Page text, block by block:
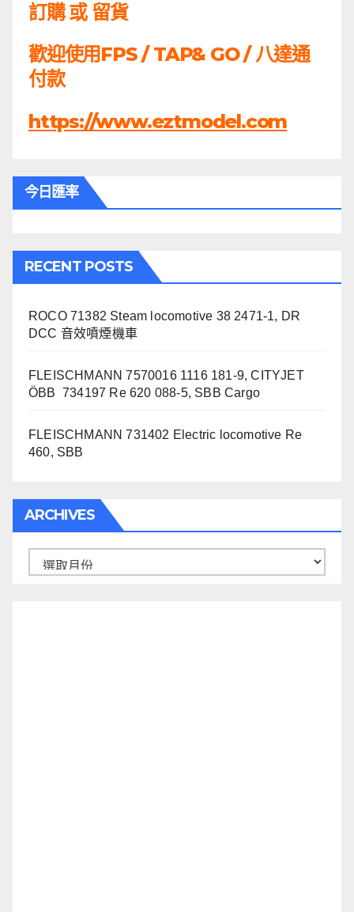
訂購 或 留貨
歡迎使用FPS / TAP& GO / 八達通
付款
https://www.eztmodel.com
今日匯率
RECENT POSTS
ROCO 71382 Steam locomotive 38 2471-1, DR
DCC 音效噴煙機車
FLEISCHMANN 7570016 1116 181-9, CITYJET
ÖBB 734197 Re 620 088-5, SBB Cargo
FLEISCHMANN 731402 Electric locomotive Re
460, SBB
ARCHIVES
Archives